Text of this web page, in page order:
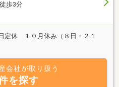
歩3分
定休 １０月休み（８日・２１
会社が取り扱う
を探す